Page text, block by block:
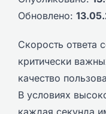
Обновлено:
Скорость ответа
критически
качество
В условиях
каждая секунда